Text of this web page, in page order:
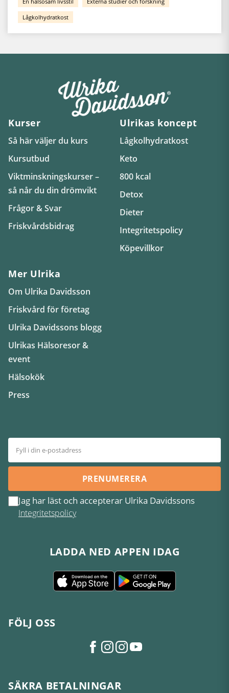
Lågkolhydratkost
Kurser
Så här väljer du kurs
Kursutbud
Viktminskningskurser –
så når du din drömvikt
Frågor & Svar
Friskvårdsbidrag
Ulrikas koncept
Lågkolhydratkost
Keto
800 kcal
Detox
Dieter
Integritetspolicy
Köpevillkor
Mer Ulrika
Om Ulrika Davidsson
Friskvård för företag
Ulrika Davidssons blogg
Ulrikas Hälsoresor &
event
Hälsokök
Press
PRENUMERERA
Jag har läst och accepterar Ulrika Davidssons
Integritetspolicy
LADDA NED APPEN IDAG
FÖLJ OSS
SÄKRA BETALNINGAR